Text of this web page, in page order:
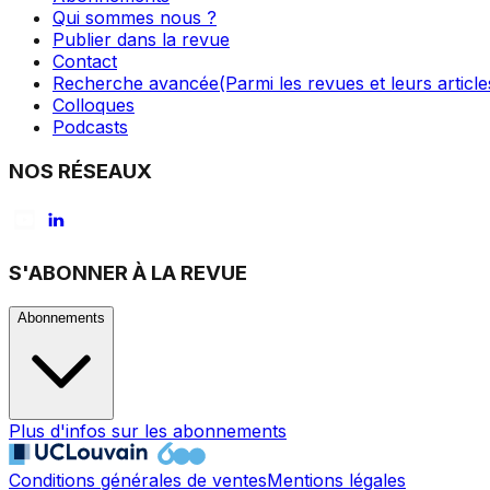
Qui sommes nous ?
Publier dans la revue
Contact
Recherche avancée(Parmi les revues et leurs
Colloques
Podcasts
NOS RÉSEAUX
S'ABONNER À LA REVUE
Abonnements
Plus d'infos sur les abonnements
Conditions générales de ventesMentions légales